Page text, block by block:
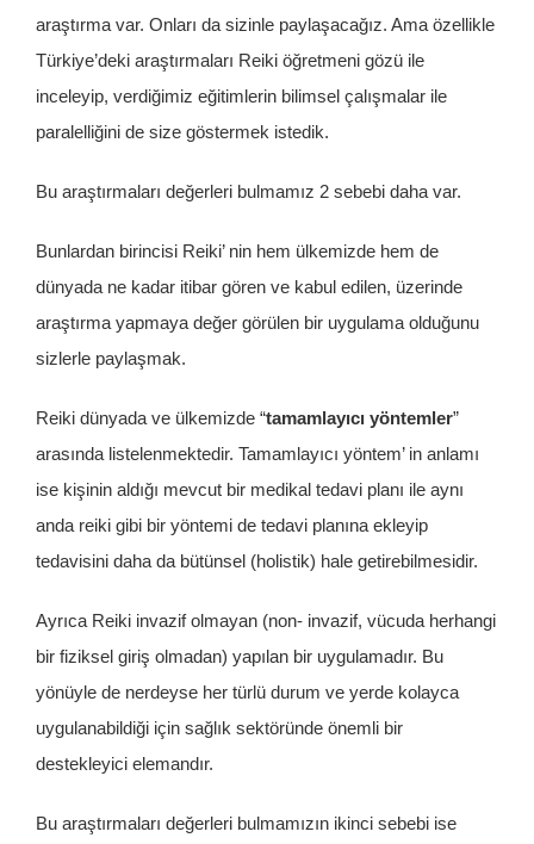
araştırma var. Onları da sizinle paylaşacağız. Ama özellikle
Türkiye’deki araştırmaları Reiki öğretmeni gözü ile
inceleyip, verdiğimiz eğitimlerin bilimsel çalışmalar ile
paralelliğini de size göstermek istedik.
Bu araştırmaları değerleri bulmamız 2 sebebi daha var.
Bunlardan birincisi Reiki’ nin hem ülkemizde hem de
dünyada ne kadar itibar gören ve kabul edilen, üzerinde
araştırma yapmaya değer görülen bir uygulama olduğunu
sizlerle paylaşmak.
Reiki dünyada ve ülkemizde “tamamlayıcı yöntemler”
arasında listelenmektedir. Tamamlayıcı yöntem’ in anlamı
ise kişinin aldığı mevcut bir medikal tedavi planı ile aynı
anda reiki gibi bir yöntemi de tedavi planına ekleyip
tedavisini daha da bütünsel (holistik) hale getirebilmesidir.
Ayrıca Reiki invazif olmayan (non- invazif, vücuda herhangi
bir fiziksel giriş olmadan) yapılan bir uygulamadır. Bu
yönüyle de nerdeyse her türlü durum ve yerde kolayca
uygulanabildiği için sağlık sektöründe önemli bir
destekleyici elemandır.
Bu araştırmaları değerleri bulmamızın ikinci sebebi ise